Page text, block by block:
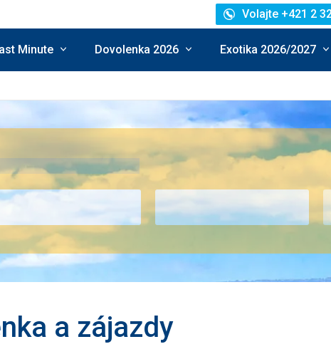
Volajte +421 2
Minute Dovolenka 2026 Exotika 2026/2027
a zájazdy